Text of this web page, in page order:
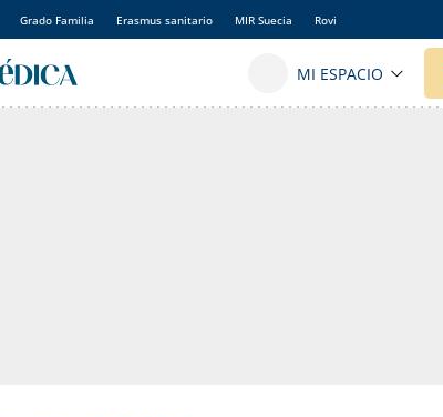
Grado Familia Erasmus sanitario MIR Suecia Rovi